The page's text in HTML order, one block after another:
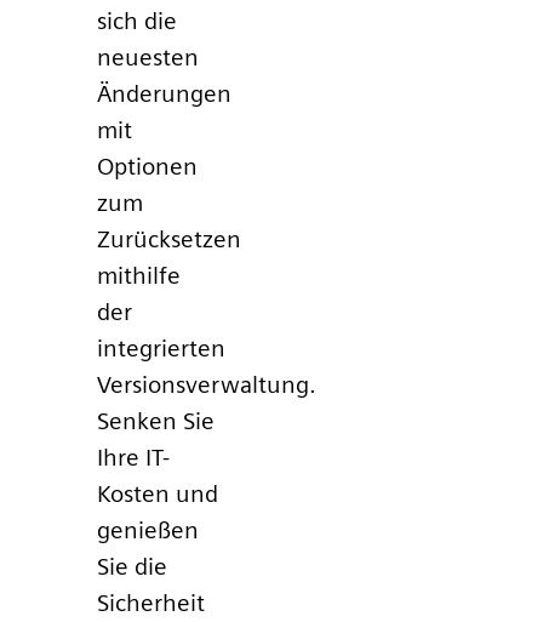
sich die
neuesten
Änderungen
mit
Optionen
zum
Zurücksetzen
mithilfe
der
integrierten
Versionsverwaltung.
Senken Sie
Ihre IT-
Kosten und
genießen
Sie die
Sicherheit